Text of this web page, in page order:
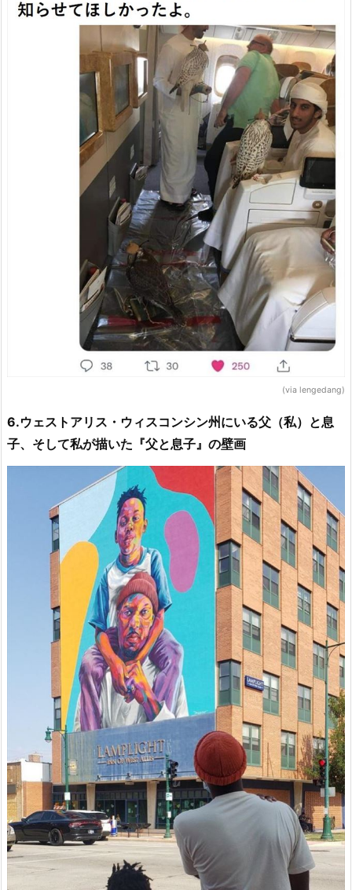
(via lengedang)
6.ウェストアリス・ウィスコンシン州にいる父（私）と息
子、そして私が描いた『父と息子』の壁画